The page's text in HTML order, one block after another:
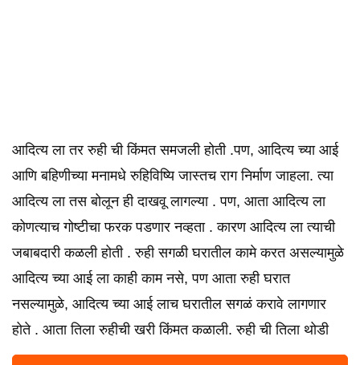
आदित्य ला तर रुही ची किंमत समजली होती .पण, आदित्य च्या आई
आणि बहिणीच्या मनामधे रुहिविष्यि जास्तच राग निर्माण जाहला. त्या
आदित्य ला तस बोलून ही दाखवू लागल्या . पण, आता आदित्य ला
कोणत्याच गोष्टीचा फरक पडणार नव्हता . कारण आदित्य ला त्याची
जबाबदारी कळली होती . रुही सगळी घरातील कामे करत असल्यामुळे
आदित्य च्या आई ला काही काम नसे, पण आता रुही घरात
नसल्यामुळे, आदित्य च्या आई लाच घरातील सगळं करावे लागणार
होते . आता तिला रुहीची खरी किंमत कळाली. रुही ची तिला थोडी